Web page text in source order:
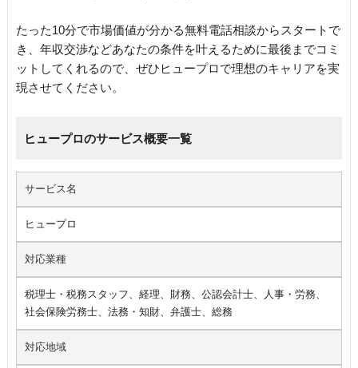
たった10分で市場価値が分かる無料電話相談からスタートで
き、年収交渉などあなたの条件を叶えるために最後までコミ
ットしてくれるので、ぜひヒュープロで理想のキャリアを実
現させてください。
ヒュープロのサービス概要一覧
サービス名
ヒュープロ
対応業種
税理士・税務スタッフ、経理、財務、公認会計士、人事・労務、
社会保険労務士、法務・知財、弁護士、総務
対応地域